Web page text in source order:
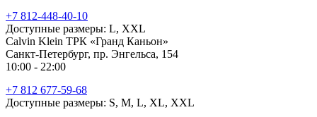
+7 812-448-40-10
Доступные размеры: L, XXL
Calvin Klein ТРК «Гранд Каньон»
Санкт-Петербург, пр. Энгельса, 154
10:00 - 22:00
+7 812 677-59-68
Доступные размеры: S, M, L, XL, XXL